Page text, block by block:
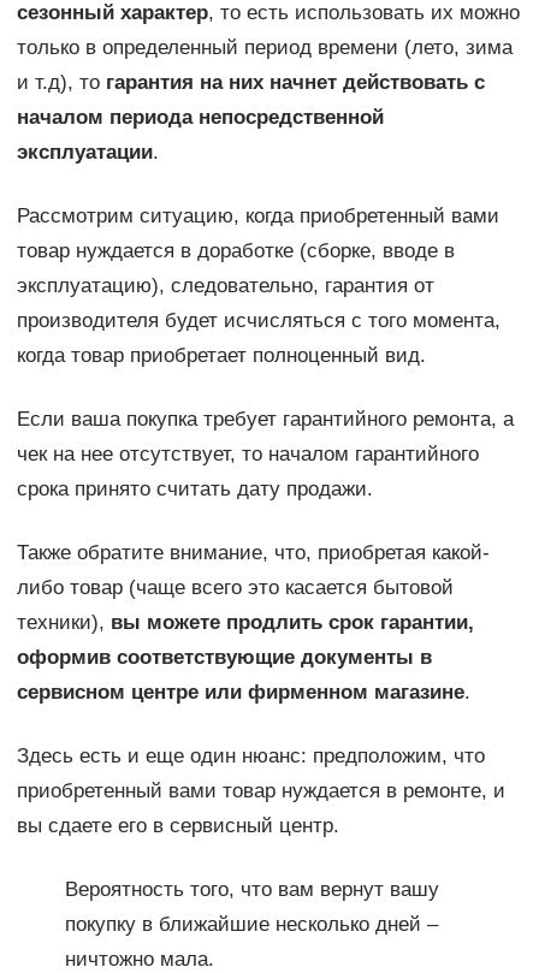
сезонный характер, то есть использовать их можно
только в определенный период времени (лето, зима
и т.д), то гарантия на них начнет действовать с
началом периода непосредственной
эксплуатации.
Рассмотрим ситуацию, когда приобретенный вами
товар нуждается в доработке (сборке, вводе в
эксплуатацию), следовательно, гарантия от
производителя будет исчисляться с того момента,
когда товар приобретает полноценный вид.
Если ваша покупка требует гарантийного ремонта, а
чек на нее отсутствует, то началом гарантийного
срока принято считать дату продажи.
Также обратите внимание, что, приобретая какой-
либо товар (чаще всего это касается бытовой
техники), вы можете продлить срок гарантии,
оформив соответствующие документы в
сервисном центре или фирменном магазине.
Здесь есть и еще один нюанс: предположим, что
приобретенный вами товар нуждается в ремонте, и
вы сдаете его в сервисный центр.
Вероятность того, что вам вернут вашу
покупку в ближайшие несколько дней –
ничтожно мала.